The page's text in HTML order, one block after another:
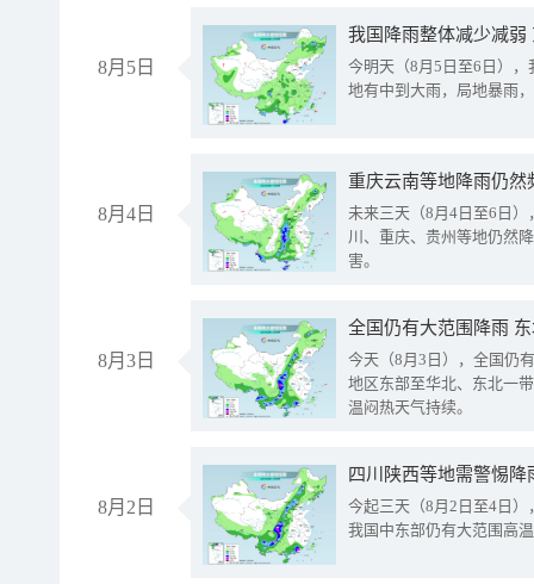
8月5日
我国降雨整体减少减弱
今明天（8月5日至6日）
地有中到大雨，局地暴雨
8月4日
重庆云南等地降雨仍然
未来三天（8月4日至6日
川、重庆、贵州等地仍然
害。
8月3日
全国仍有大范围降雨
今天（8月3日），全国仍
地区东部至华北、东北一
温闷热天气持续。
8月2日
今起三天（8月2日至4日
我国中东部仍有大范围高